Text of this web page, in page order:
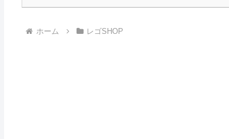
ホーム レゴSHOP